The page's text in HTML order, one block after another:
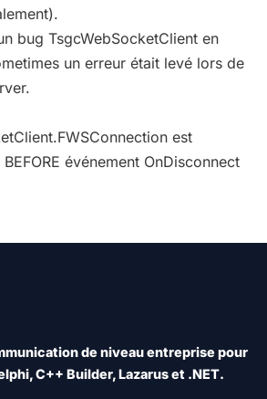
bug TsgcWebSocketClient en
un erreur était levé lors de
est
événement OnDisconnect
de niveau entreprise pour
C++ Builder, Lazarus et .NET.